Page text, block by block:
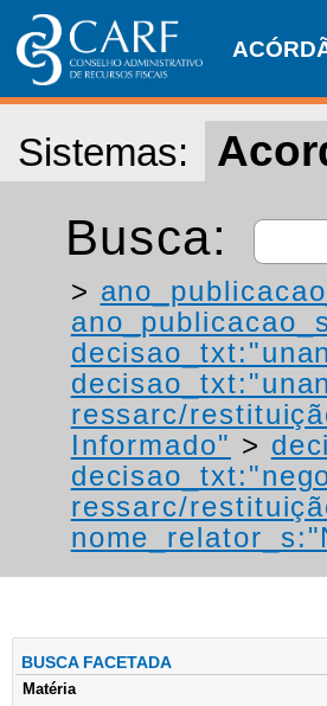
Sistemas:
Busca:
>
ressarc/
Informado" >
ressarc/
BUSCA FACETADA
Matéria